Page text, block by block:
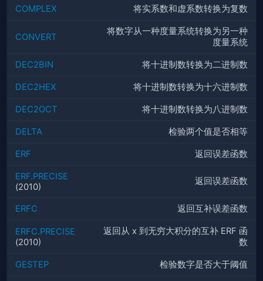
COMPLEX 将实系数和虚系数转换为复数
CONVERT
将数字从一种度量系统转换为另一种
度量系统
DEC2BIN 将十进制数转换为二进制数
DEC2HEX 将十进制数转换为十六进制数
DEC2OCT 将十进制数转换为八进制数
DELTA 检验两个值是否相等
ERF 返回误差函数
ERF.PRECISE
(2010)
返回误差函数
ERFC 返回互补误差函数
ERFC.PRECISE
(2010)
返回从 x 到无穷大积分的互补 ERF 函
数
GESTEP 检验数字是否大于阈值